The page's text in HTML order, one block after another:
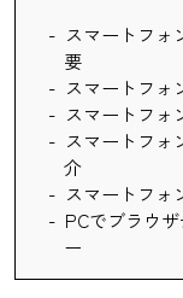
スマートフォ
要
スマートフォ
スマートフォ
スマートフォ
介
スマートフォ
PCでブラウ
ー